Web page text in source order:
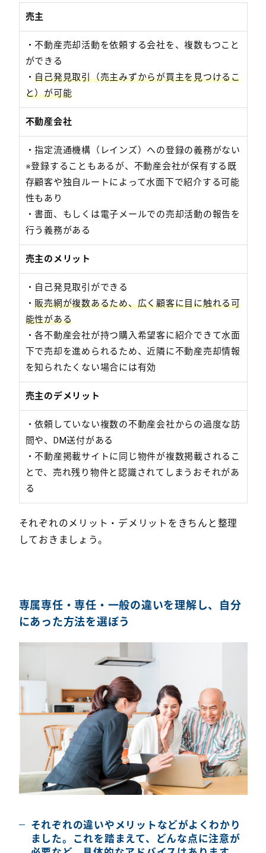
売主
・不動産売却活動を依頼する会社を、複数もつこと
ができる
・自己発見取引（売主みずからが買主を見つけるこ
と）が可能
不動産会社
・指定流通機構（レインズ）への登録の義務がない
※登録することもあるが、不動産会社が保有する既
存顧客や独自ルートによって水面下で紹介する可能
性もあり
・書面、もしくは電子メールでの売却活動の報告を
行う義務がある
売主のメリット
・自己発見取引ができる
・販売網が複数あるため、広く顧客に目に触れる可
能性がある
・各不動産会社が持つ購入希望客に紹介できて水面
下で売却を進められるため、近隣に不動産売却情報
を知られたくない場合には有効
売主のデメリット
・依頼していない複数の不動産会社からの過度な訪
問や、DM送付がある
・不動産掲載サイトに同じ物件が複数掲載されるこ
とで、売れ残り物件と認識されてしまうおそれがあ
る
それぞれのメリット・デメリットをきちんと整理
しておきましょう。
専属専任・専任・一般の違いを理解し、自分
にあった方法を選ぼう
それぞれの違いやメリットなどがよくわかり
ました。これを踏まえて、どんな点に注意が